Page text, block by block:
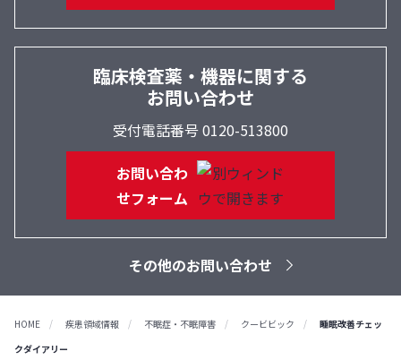
臨床検査薬・機器に関する
お問い合わせ
受付電話番号 0120-513800
お問い合わ
せフォーム
その他のお問い合わせ
HOME 疾患領域情報 不眠症・不眠障害 クービビック
睡眠改善チェッ
クダイアリー